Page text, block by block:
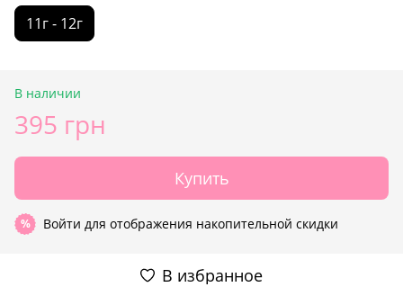
11г - 12г
В наличии
395 грн
Купить
% Войти для отображения накопительной скидки
В избранное